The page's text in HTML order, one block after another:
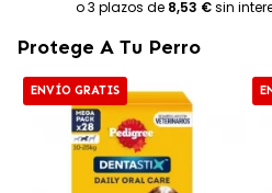
Protege A Tu Perro
ENVÍO GRATIS